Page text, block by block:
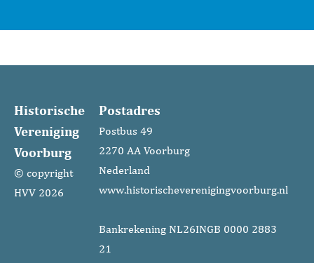
Historische
Vereniging
Voorburg
© copyright
HVV 2026
Postadres
Postbus 49
2270 AA Voorburg
Nederland
www.historischeverenigingvoorburg.nl
Bankrekening NL26INGB 0000 2883
21